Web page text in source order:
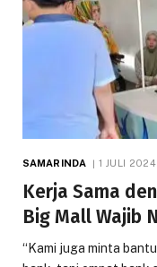
SAMARINDA 1 JULI 2024
Kerja Sama
Big Mall Wajib
“Kami juga minta